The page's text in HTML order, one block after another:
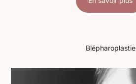
Blépharoplastie